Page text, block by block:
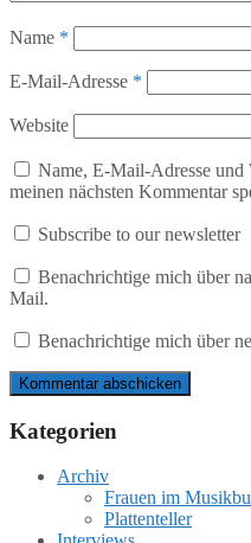
Name *
E-Mail-Adresse *
Website
Name, E-Mail-Adresse und
meinen nächsten Kommentar
Subscribe to our newsletter
Benachrichtige mich über
Mail.
Benachrichtige mich über
Kategorien
Archiv
Frauen im
Plattenteller